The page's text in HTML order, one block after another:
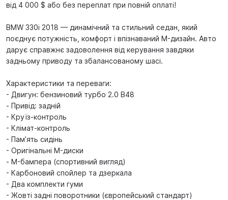
від 4 000 $ або без переплат при повній оплаті!
BMW 330i 2018 — динамічний та стильний седан, який
поєднує потужність, комфорт і впізнаваний M-дизайн. Авто
дарує справжнє задоволення від керування завдяки
задньому приводу та збалансованому шасі.
Характеристики та переваги:
- Двигун: бензиновий турбо 2.0 B48
- Привід: задній
- Круїз-контроль
- Клімат-контроль
- Пам’ять сидінь
- Оригінальні M-диски
- M-бампера (спортивний вигляд)
- Карбоновий спойлер та дзеркала
- Два комплекти гуми
- Жовті задні поворотники (європейський стандарт)